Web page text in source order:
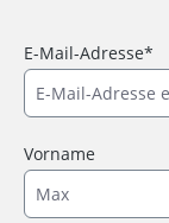
E-Mail-Adresse*
Vorname